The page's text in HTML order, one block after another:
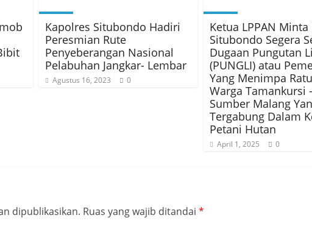
Kapolres Situbondo Hadiri
Peresmian Rute
Penyeberangan Nasional
Pelabuhan Jangkar- Lembar
Agustus 16, 2023 0
Ketua LPPAN Minta
Situbondo Segera
Dugaan Pungutan
(PUNGLI) atau
Yang Menimpa
Warga Tamankursi
Sumber Malang
Tergabung Dalam
Petani Hutan
April 1, 2025 0
dipublikasikan. Ruas yang wajib ditandai *